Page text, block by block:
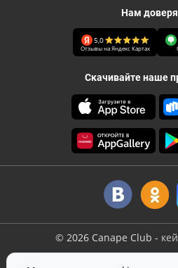
Нам
5,0
Отзывы на Яндекс Картах
Скачивайте наше
© 2026 Canape Club -